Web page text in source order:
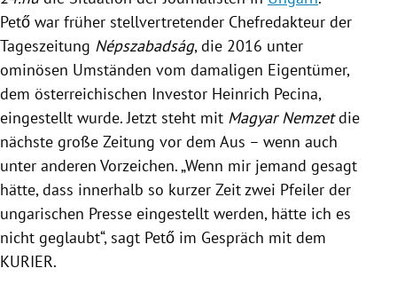
Pető war früher stellvertretender Chefredakteur der
Tageszeitung Népszabadság, die 2016 unter
ominösen Umständen vom damaligen Eigentümer,
dem österreichischen Investor Heinrich Pecina,
eingestellt wurde. Jetzt steht mit Magyar Nemzetdie
nächste große Zeitung vor dem Aus – wenn auch
unter anderen Vorzeichen. „Wenn mir jemand gesagt
hätte, dass innerhalb so kurzer Zeit zwei Pfeiler der
ungarischen Presse eingestellt werden, hätte ich es
nicht geglaubt“, sagt Pető im Gespräch mit dem
KURIER.